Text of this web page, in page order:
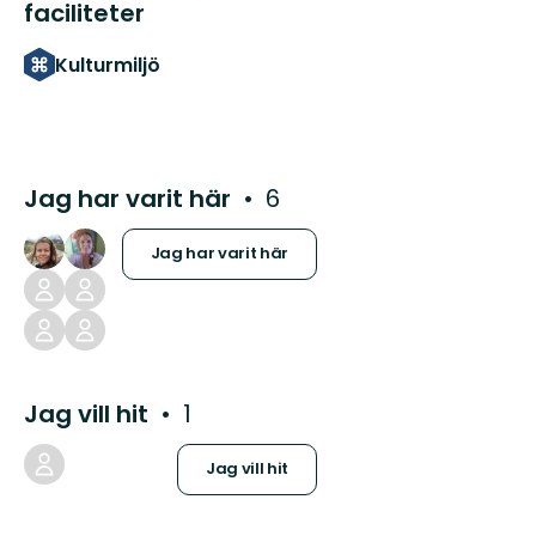
faciliteter
Kulturmiljö
Jag har varit här 6
Jag har varit här
Jag vill hit 1
Jag vill hit